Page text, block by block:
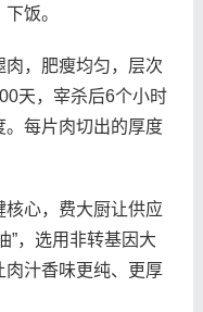
饭。
，肥瘦均匀，层次
天，宰杀后6个小时
。每片肉切出的厚度
心，费大厨让供应
”，选用非转基因大
肉汁香味更纯、更厚